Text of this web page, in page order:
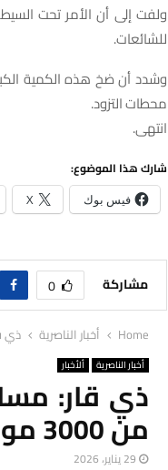
ولفت إلى أن الأمر تحت
للشائعات.
وشدد أن ضخ هذه الكمية
محطات التزود.
انتهى.
شارك هذا الموضوع:
فيس بوك X
مشاركة 0
Home أخبار الناصرية ذي
أخبار الناصرية ألأخبار
ذي قار:
من 3000 موظف
29 يناير، 2026